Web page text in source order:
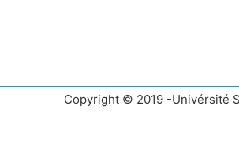
Copyright © 2019 -Univérsité